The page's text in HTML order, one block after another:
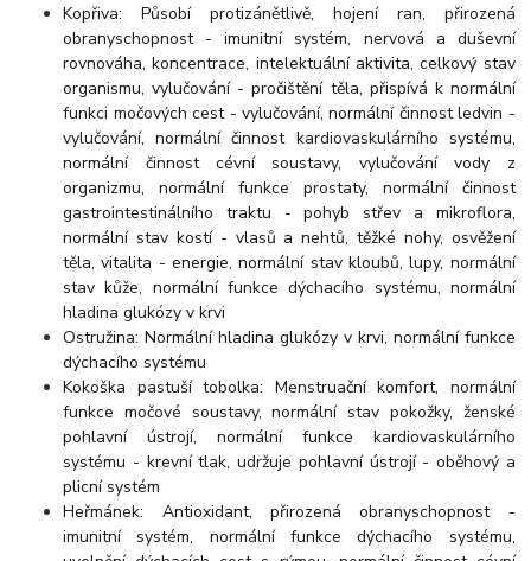
Kopřiva: Působí protizánětlivě, hojení ran, přirozená
obranyschopnost - imunitní systém, nervová a duševní
rovnováha, koncentrace, intelektuální aktivita, celkový stav
organismu, vylučování - pročištění těla, přispívá k normální
funkci močových cest - vylučování, normální činnost ledvin -
vylučování, normální činnost kardiovaskulárního systému,
normální činnost cévní soustavy, vylučování vody z
organizmu, normální funkce prostaty, normální činnost
gastrointestinálního traktu - pohyb střev a mikroflora,
normální stav kostí - vlasů a nehtů, těžké nohy, osvěžení
těla, vitalita - energie, normální stav kloubů, lupy, normální
stav kůže, normální funkce dýchacího systému, normální
hladina glukózy v krvi
Ostružina: Normální hladina glukózy v krvi, normální funkce
dýchacího systému
Kokoška pastuší tobolka: Menstruační komfort, normální
funkce močové soustavy, normální stav pokožky, ženské
pohlavní ústrojí, normální funkce kardiovaskulárního
systému - krevní tlak, udržuje pohlavní ústrojí - oběhový a
plicní systém
Heřmánek: Antioxidant, přirozená obranyschopnost -
imunitní systém, normální funkce dýchacího systému,